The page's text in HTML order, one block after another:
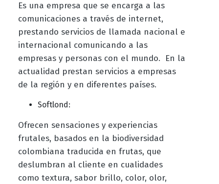
Es una empresa que se encarga a las
comunicaciones a través de internet,
prestando servicios de llamada nacional e
internacional comunicando a las
empresas y personas con el mundo. En la
actualidad prestan servicios a empresas
de la región y en diferentes países.
Softlond:
Ofrecen sensaciones y experiencias
frutales, basados en la biodiversidad
colombiana traducida en frutas, que
deslumbran al cliente en cualidades
como textura, sabor brillo, color, olor,